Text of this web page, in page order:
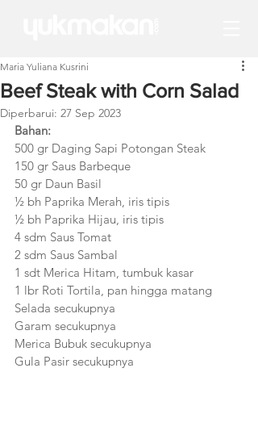
Beef Steak with Corn Salad
Maria Yuliana Kusrini
Diperbarui: 27 Sep 2023
Bahan:
500 gr Daging Sapi Potongan Steak
150 gr Saus Barbeque
50 gr Daun Basil
½ bh Paprika Merah, iris tipis
½ bh Paprika Hijau, iris tipis
4 sdm Saus Tomat
2 sdm Saus Sambal
1 sdt Merica Hitam, tumbuk kasar
1 lbr Roti Tortila, pan hingga matang
Selada secukupnya
Garam secukupnya
Merica Bubuk secukupnya
Gula Pasir secukupnya